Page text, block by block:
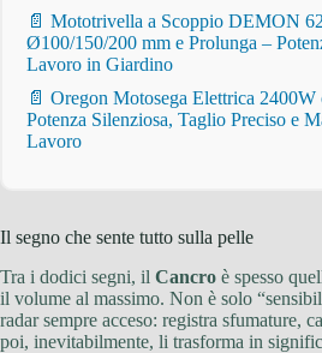
📄 Mototrivella a Scoppio DEMON
Ø100/150/200 mm e Prolunga –
Lavoro in Giardino
📄 Oregon Motosega Elettrica 2400W
Potenza Silenziosa, Taglio Preciso e
Lavoro
Il segno che sente tutto sulla pelle
Tra i dodici segni, il Cancro è spesso
il volume al massimo. Non è solo
radar sempre acceso: registra sfumature,
poi, inevitabilmente, li trasforma in